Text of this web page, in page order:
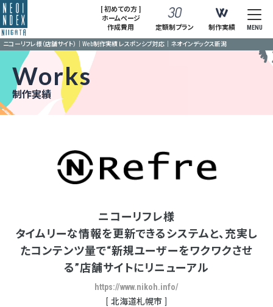
[ 初めての方 ]
ホームページ
作成費用
定額制プラン 制作実績 MENU
ニコーリフレ様（店舗サイト）｜Web制作実績 レスポンシブ対応｜ネオインデックス新潟
Works
制作実績
ニコーリフレ様
タイムリーな情報を更新できるシステムと、充実し
たコンテンツ量で“新規ユーザーをワクワクさせ
る”店舗サイトにリニューアル
https://www.nikoh.info/
北海道札幌市